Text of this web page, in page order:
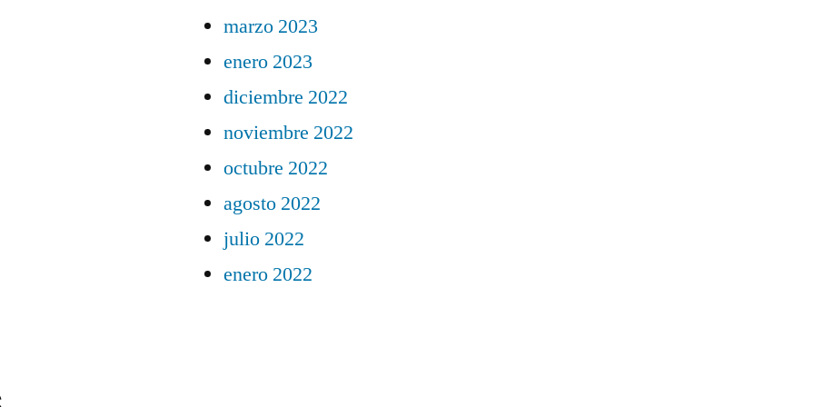
marzo 2023
enero 2023
diciembre 2022
noviembre 2022
octubre 2022
agosto 2022
julio 2022
enero 2022